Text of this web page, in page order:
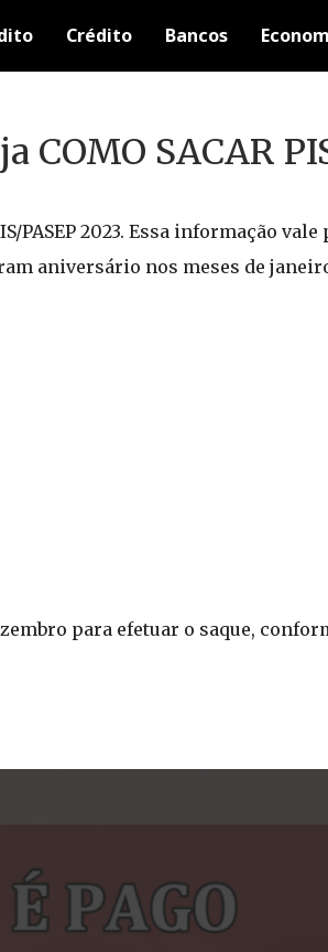
Crédito Bancos
COMO SACAR
2023. Essa informação
aniversário nos meses de
para efetuar o saque,